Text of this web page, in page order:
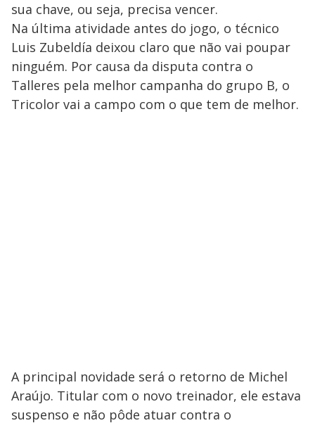
sua chave, ou seja, precisa vencer.
Na última atividade antes do jogo, o técnico
Luis Zubeldía deixou claro que não vai poupar
ninguém. Por causa da disputa contra o
Talleres pela melhor campanha do grupo B, o
Tricolor vai a campo com o que tem de melhor.
A principal novidade será o retorno de Michel
Araújo. Titular com o novo treinador, ele estava
suspenso e não pôde atuar contra o